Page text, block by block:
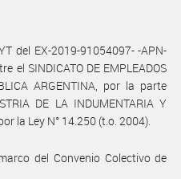
del EX-2019-91054097- -APN-
el SINDICATO DE EMPLEADOS
ARGENTINA, por la parte
DE LA INDUMENTARIA Y
la Ley N° 14.250 (t.o. 2004).
del Convenio Colectivo de